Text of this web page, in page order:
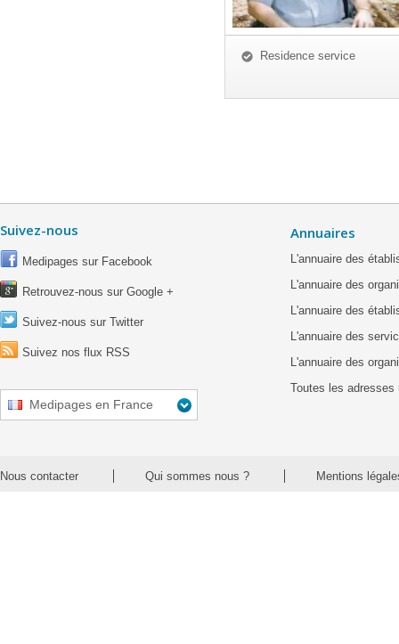
Residence service
Suivez-nous
Medipages sur Facebook
Retrouvez-nous sur Google +
Suivez-nous sur Twitter
Suivez nos flux RSS
Medipages en France
Annuaires
L'annuaire des
L'annuaire des
L'annuaire des
L'annuaire des
L'annuaire des
Toutes les adresses
Nous contacter Qui sommes nous ? Mentions